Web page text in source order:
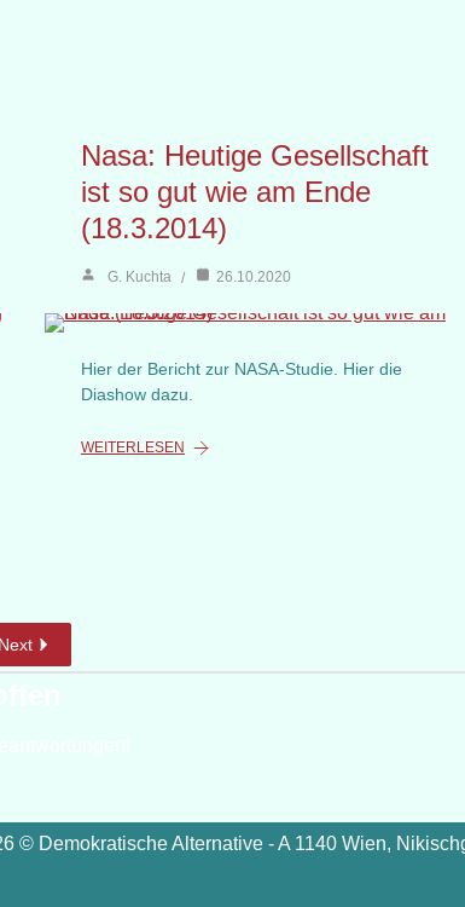
Nasa: Heutige Gesellschaft
ist so gut wie am Ende
(18.3.2014)
G. Kuchta 26.10.2020
Hier der Bericht zur NASA-Studie. Hier die
Diashow dazu.
WEITERLESEN
Next
© Demokratische Alternative - A 1140 Wien,